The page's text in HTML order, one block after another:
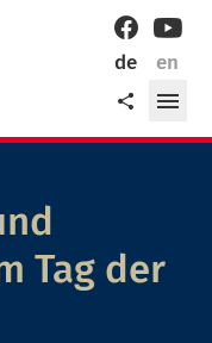
de
en
Teilen
Facebook
Tag der